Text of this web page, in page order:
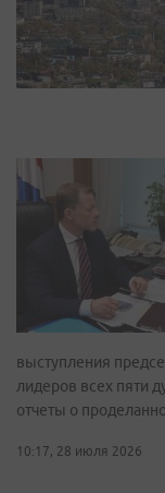
выступления
лидеров всех пяти
отчеты о
10:17, 28 июля 2026